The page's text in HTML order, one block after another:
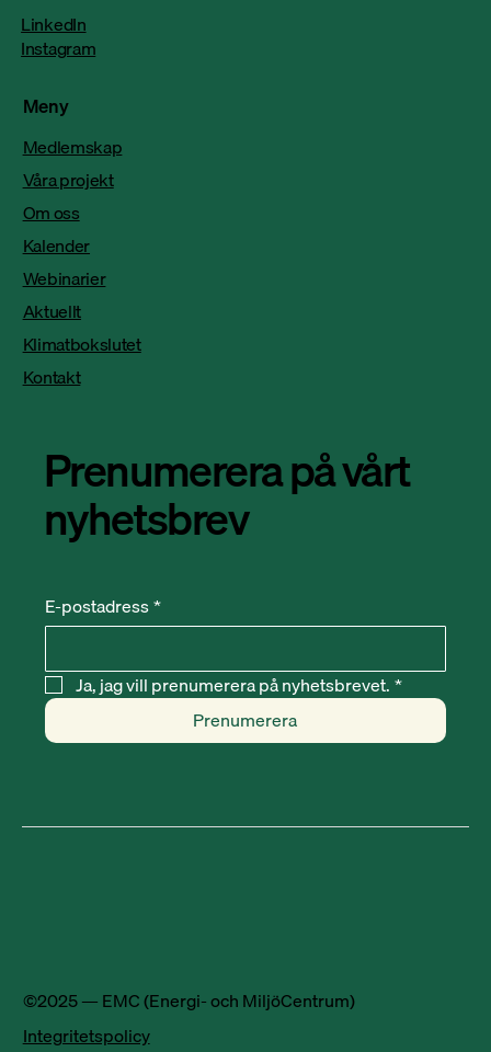
Prenumerera på vårt
nyhetsbrev
E-postadress*
Ja, jag vill prenumerera på nyhetsbrevet.*
Prenumerera
Meny
Medlemskap
Våra projekt
Om oss
Kalender
Webinarier
Aktuellt
Klimatbokslutet
Kontakt
LinkedIn
Instagram
©2025 — EMC (Energi- och MiljöCentrum)
Integritetspolicy